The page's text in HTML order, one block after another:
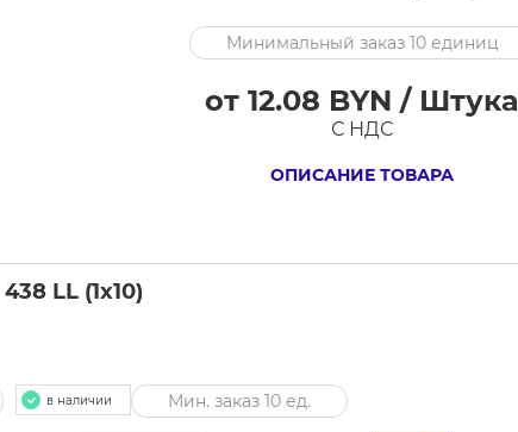
Минимальный заказ 10 единиц
от 12.08 BYN / Штука
С НДС
ОПИСАНИЕ ТОВАРА
LL (1x10)
в наличии Мин. заказ 10 ед.